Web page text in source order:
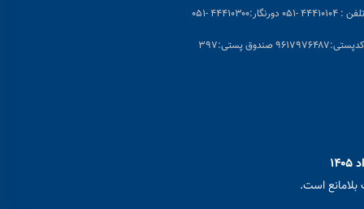
: ۴۴۴۱۰۱۰۴ -۰۵۱ دورنگار:۴۴۴۱۰۳۰۰ -۰۵۱
پستی:۹۶۱۷۹۷۶۴۸۷ صندوق پستی:۳۹۷
است.